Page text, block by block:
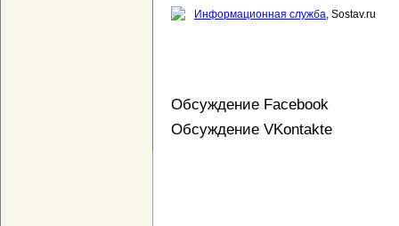
Информационная служба, Sostav.ru
Обсуждение Facebook
Обсуждение VKontakte